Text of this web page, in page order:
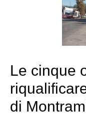
Le cinque
di